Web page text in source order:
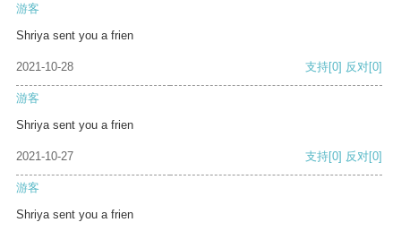
游客
Shriya sent you a frien
2021-10-28 支持[0] 反对[0]
游客
Shriya sent you a frien
2021-10-27 支持[0] 反对[0]
游客
Shriya sent you a frien